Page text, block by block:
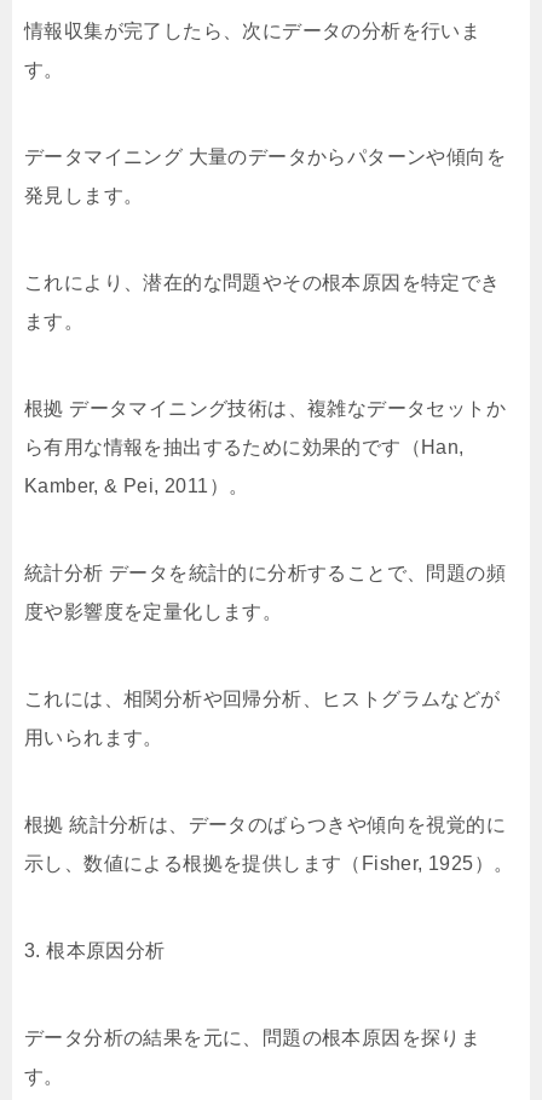
情報収集が完了したら、次にデータの分析を行いま
す。
データマイニング 大量のデータからパターンや傾向を
発見します。
これにより、潜在的な問題やその根本原因を特定でき
ます。
根拠 データマイニング技術は、複雑なデータセットか
ら有用な情報を抽出するために効果的です（Han,
Kamber, & Pei, 2011）。
統計分析 データを統計的に分析することで、問題の頻
度や影響度を定量化します。
これには、相関分析や回帰分析、ヒストグラムなどが
用いられます。
根拠 統計分析は、データのばらつきや傾向を視覚的に
示し、数値による根拠を提供します（Fisher, 1925）。
3. 根本原因分析
データ分析の結果を元に、問題の根本原因を探りま
す。